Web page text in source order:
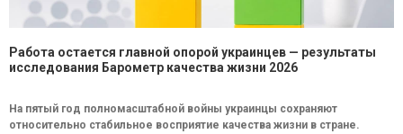
Работа остается главной опорой украинцев — результаты
исследования Барометр качества жизни 2026
На пятый год полномасштабной войны украинцы сохраняют
относительно стабильное восприятие качества жизни в стране.